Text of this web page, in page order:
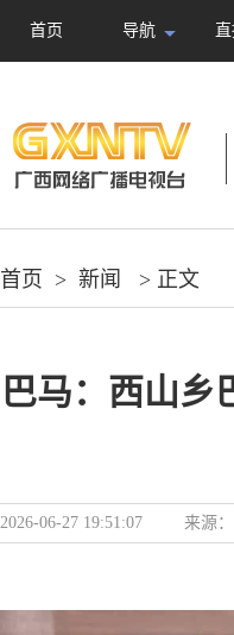
首页 导航
首页 > 新闻 > 正文
巴马：西山乡
2026-06-27 19:51:07 来源：